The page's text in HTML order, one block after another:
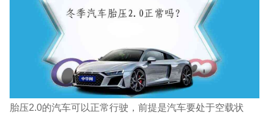
胎压2.0的汽车可以正常行驶，前提是汽车要处于空载状